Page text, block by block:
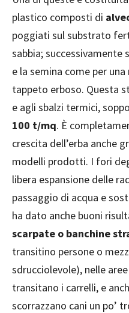
plastico composti di
poggiati sul substrato
sabbia; successivamente
e la semina come per
tappeto erboso. Questa
e agli sbalzi termici,
100 t/mq. È
crescita dell’erba anche
modelli prodotti. I fori
libera espansione delle
passaggio di acqua e
ha dato anche buoni
scarpate o banchine
transitino persone o
sdrucciolevole), nelle
transitano i carrelli, e
scorrazzano cani un po’